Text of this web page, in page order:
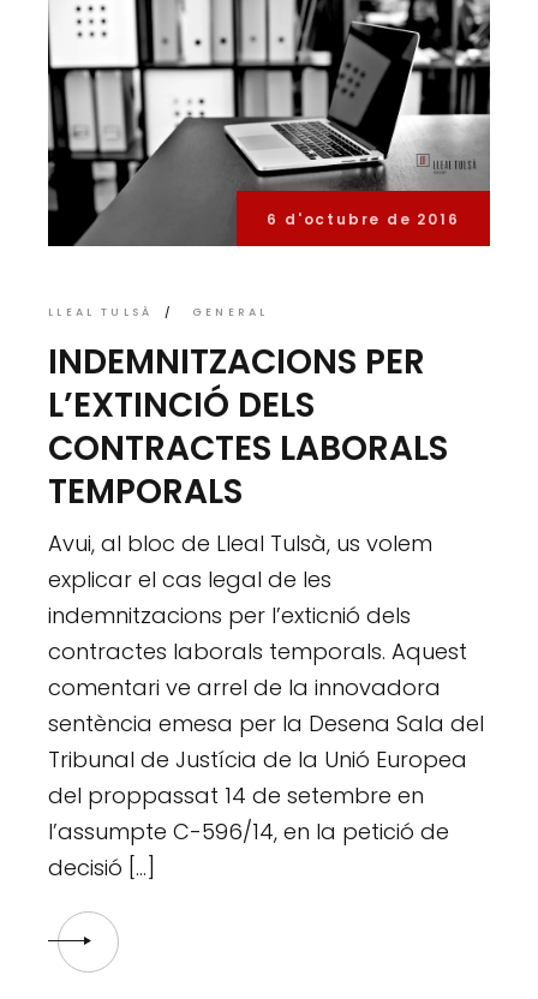
6 d'octubre de 2016
LLEAL TULSÀ GENERAL
INDEMNITZACIONS PER
L’EXTINCIÓ DELS
CONTRACTES LABORALS
TEMPORALS
Avui, al bloc de Lleal Tulsà, us volem
explicar el cas legal de les
indemnitzacions per l’exticnió dels
contractes laborals temporals. Aquest
comentari ve arrel de la innovadora
sentència emesa per la Desena Sala del
Tribunal de Justícia de la Unió Europea
del proppassat 14 de setembre en
l’assumpte C-596/14, en la petició de
decisió […]